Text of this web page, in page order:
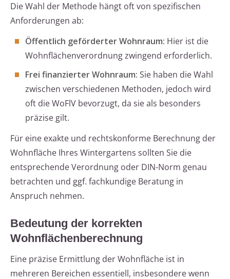
Die Wahl der Methode hängt oft von spezifischen
Anforderungen ab:
Öffentlich geförderter Wohnraum: Hier ist die
Wohnflächenverordnung zwingend erforderlich.
Frei finanzierter Wohnraum: Sie haben die Wahl
zwischen verschiedenen Methoden, jedoch wird
oft die WoFlV bevorzugt, da sie als besonders
präzise gilt.
Für eine exakte und rechtskonforme Berechnung der
Wohnfläche Ihres Wintergartens sollten Sie die
entsprechende Verordnung oder DIN-Norm genau
betrachten und ggf. fachkundige Beratung in
Anspruch nehmen.
Bedeutung der korrekten
Wohnflächenberechnung
Eine präzise Ermittlung der Wohnfläche ist in
mehreren Bereichen essentiell, insbesondere wenn